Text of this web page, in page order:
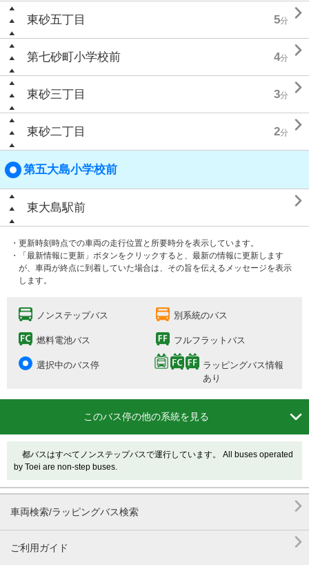
東砂五丁目 5分 
第七砂町小学校前 4分 
東砂三丁目 3分 
東砂二丁目 2分 
第五大島小学校前
東大島駅前 
・更新時刻時点での車両の走行位置と所要時分を表示しています。
・「最新情報に更新」ボタンをクリックすると、最新の情報に更新します
が、車両が終点に到着していた場合は、その旨を伝えるメッセージを表示
します。
ノンステップバス 別系統のバス
燃料電池バス フルフラットバス
選択中のバス停
ラッピングバス情報
あり
このバス停の他の系統を見る 
都バスはすべてノンステップバスで運行しています。 All buses operated
by Toei are non-step buses.
車両検索/ラッピングバス検索 
ご利用ガイド 